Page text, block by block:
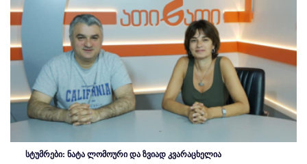
სტუმრები: ნატა ლომოური და ზვიად კვარაცხელია